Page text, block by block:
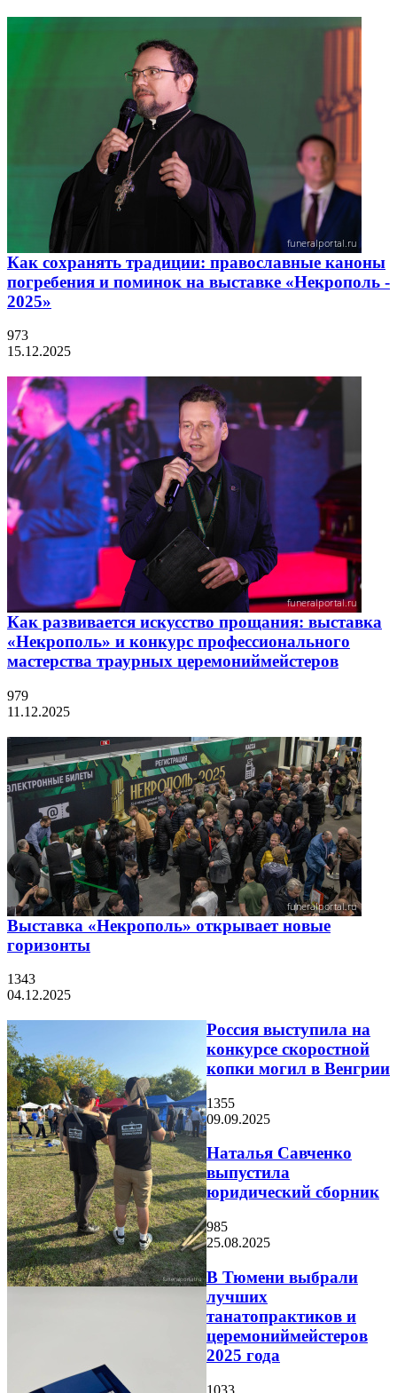
Как сохранять традиции: православные каноны
погребения и поминок на выставке «Некрополь -
2025»
973
15.12.2025
Как развивается искусство прощания: выставка
«Некрополь» и конкурс профессионального
мастерства траурных церемониймейстеров
979
11.12.2025
Выставка «Некрополь» открывает новые
горизонты
1343
04.12.2025
Россия выступила на
конкурсе скоростной
копки могил в Венгрии
1355
09.09.2025
Наталья Савченко
выпустила
юридический сборник
985
25.08.2025
В Тюмени выбрали
лучших
танатопрактиков и
церемониймейстеров
2025 года
1033